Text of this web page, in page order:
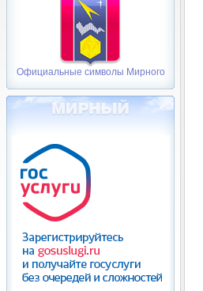
Официальные символы Мирного